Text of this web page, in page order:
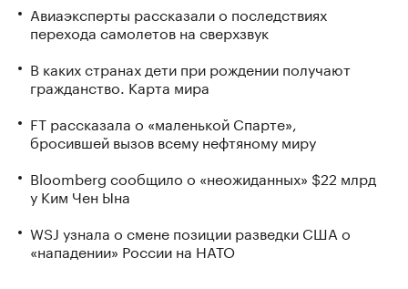
Авиаэксперты рассказали о последствиях
перехода самолетов на сверхзвук
В каких странах дети при рождении получают
гражданство. Карта мира
FT рассказала о «маленькой Спарте»,
бросившей вызов всему нефтяному миру
Bloomberg сообщило о «неожиданных» $22 млрд
у Ким Чен Ына
WSJ узнала о смене позиции разведки США о
«нападении» России на НАТО